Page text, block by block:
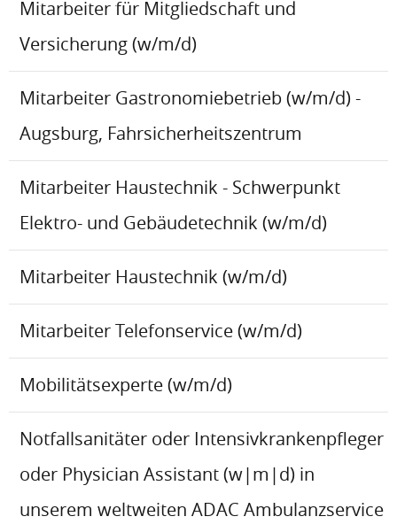
Mitarbeiter für Mitgliedschaft und
Versicherung (w/m/d)
Mitarbeiter Gastronomiebetrieb (w/m/d) -
Augsburg, Fahrsicherheitszentrum
Mitarbeiter Haustechnik - Schwerpunkt
Elektro- und Gebäudetechnik (w/m/d)
Mitarbeiter Haustechnik (w/m/d)
Mitarbeiter Telefonservice (w/m/d)
Mobilitätsexperte (w/m/d)
Notfallsanitäter oder Intensivkrankenpfleger
oder Physician Assistant (w|m|d) in
unserem weltweiten ADAC Ambulanzservice